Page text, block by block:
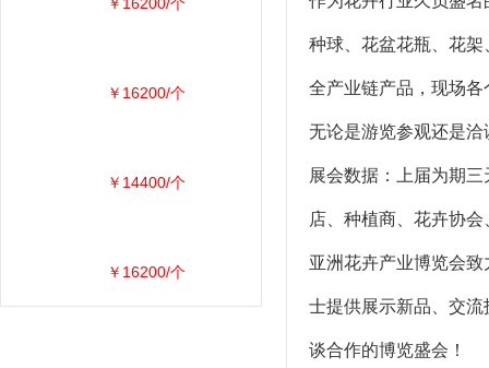
种球、花盆花瓶、花
全产业链产品，现场
无论是游览参观还是
展会数据：上届为期
店、种植商、花卉协
亚洲花卉产业博览会
士提供展示新品、交
谈合作的博览盛会！
￥16200/个
￥14400/个
￥16200/个